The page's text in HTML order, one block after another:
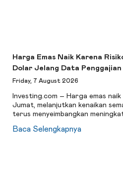
Harga Emas Naik Karena
Dolar Jelang Data Penggajian
Friday, 7 August 2026
Investing.com – Harga emas
Jumat, melanjutkan kenaikan
terus menyeimbangkan
Baca Selengkapnya